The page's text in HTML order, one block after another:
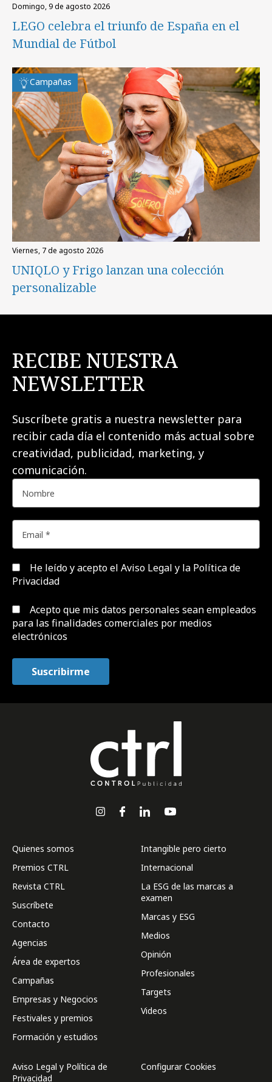
domingo, 9 de agosto 2026
LEGO celebra el triunfo de España en el
Mundial de Fútbol
Campañas
viernes, 7 de agosto 2026
UNIQLO y Frigo lanzan una colección
personalizable
RECIBE NUESTRA
NEWSLETTER
Suscríbete gratis a nuestra newsletter para
recibir cada día el contenido más actual sobre
creatividad, publicidad, marketing, y
comunicación.
He leído y acepto el Aviso Legal y la Política de
Privacidad
Acepto que mis datos personales sean empleados
para las finalidades comerciales por medios
electrónicos
Quienes somos
Premios CTRL
Revista CTRL
Suscríbete
Contacto
Agencias
Área de expertos
Campañas
Empresas y Negocios
Festivales y premios
Formación y estudios
Intangible pero cierto
Internacional
La ESG de las marcas a
examen
Marcas y ESG
Medios
Opinión
Profesionales
Targets
Videos
Aviso Legal y Política de
Privacidad
Configurar Cookies